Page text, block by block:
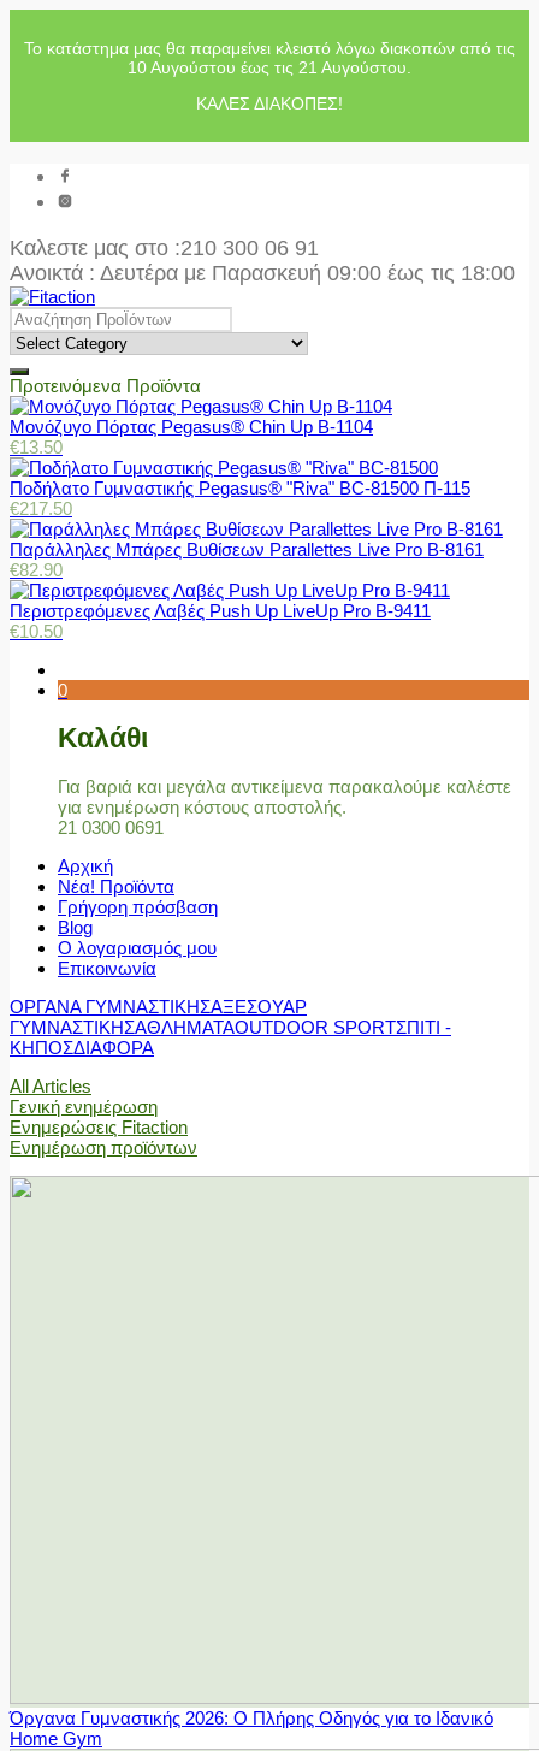
Το κατάστημα μας θα παραμείνει κλειστό λόγω διακοπών από τις
10 Αυγούστου έως τις 21 Αυγούστου.
ΚΑΛΕΣ ΔΙΑΚΟΠΕΣ!
Καλεστε μας στο :210 300 06 91
Ανοικτά : Δευτέρα με Παρασκευή 09:00 έως τις 18:00
Προτεινόμενα Προϊόντα
Μονόζυγο Πόρτας Pegasus® Chin Up Β-1104
€13.50
Ποδήλατο Γυμναστικής Pegasus® "Riva" BC-81500 Π-115
€217.50
Παράλληλες Μπάρες Βυθίσεων Parallettes Live Pro Β-8161
€82.90
Περιστρεφόμενες Λαβές Push Up LiveUp Pro Β-9411
€10.50
0
Καλάθι
Για βαριά και μεγάλα αντικείμενα παρακαλούμε καλέστε
για ενημέρωση κόστους αποστολής.
21 0300 0691
Αρχική
Νέα! Προϊόντα
Γρήγορη πρόσβαση
Blog
Ο λογαριασμός μου
Επικοινωνία
ΟΡΓΑΝΑ ΓΥΜΝΑΣΤΙΚΗΣΑΞΕΣΟΥΑΡ
ΓΥΜΝΑΣΤΙΚΗΣΑΘΛΗΜΑΤΑOUTDOOR SPORTΣΠΙΤΙ -
ΚΗΠΟΣΔΙΑΦΟΡΑ
All Articles
Γενική ενημέρωση
Ενημερώσεις Fitaction
Ενημέρωση προϊόντων
Όργανα Γυμναστικής 2026: Ο Πλήρης Οδηγός για το Ιδανικό
Home Gym